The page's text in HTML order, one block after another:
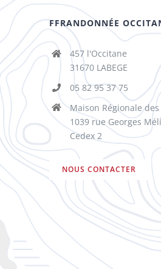
FFRANDONNÉE
457 l'Occitane
31670 LABEGE
05 82 95 37 75
Maison Régionale des
1039 rue Georges
Cedex 2
NOUS CONTACTER